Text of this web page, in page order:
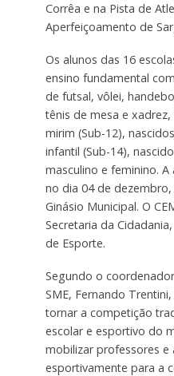
Corrêa e na Pista de
Aperfeiçoamento de
Os alunos das 16
ensino fundamental
de futsal, vôlei,
tênis de mesa e
mirim (Sub-12),
infantil (Sub-14),
masculino e feminino.
no dia 04 de
Ginásio Municipal. O
Secretaria da
de Esporte.
Segundo o
SME, Fernando
tornar a competição
escolar e esportivo do
mobilizar professores e
esportivamente para a